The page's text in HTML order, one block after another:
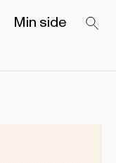
Min side